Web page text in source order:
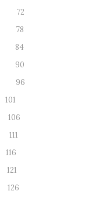
72
78
84
90
96
101
106
111
116
121
126